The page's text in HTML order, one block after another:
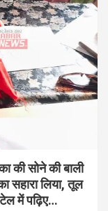
की सोने की बाली
सहारा लिया, तूल
में पढ़िए…